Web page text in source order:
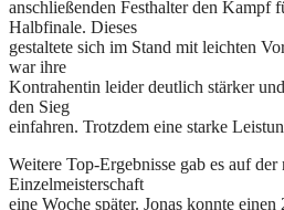
anschließenden Festhalter den Kampf
Halbfinale. Dieses
gestaltete sich im Stand mit leichten
war ihre
Kontrahentin leider deutlich stärker
den Sieg
einfahren. Trotzdem eine starke
Weitere Top-Ergebnisse gab es auf der
Einzelmeisterschaft
eine Woche später. Jonas konnte